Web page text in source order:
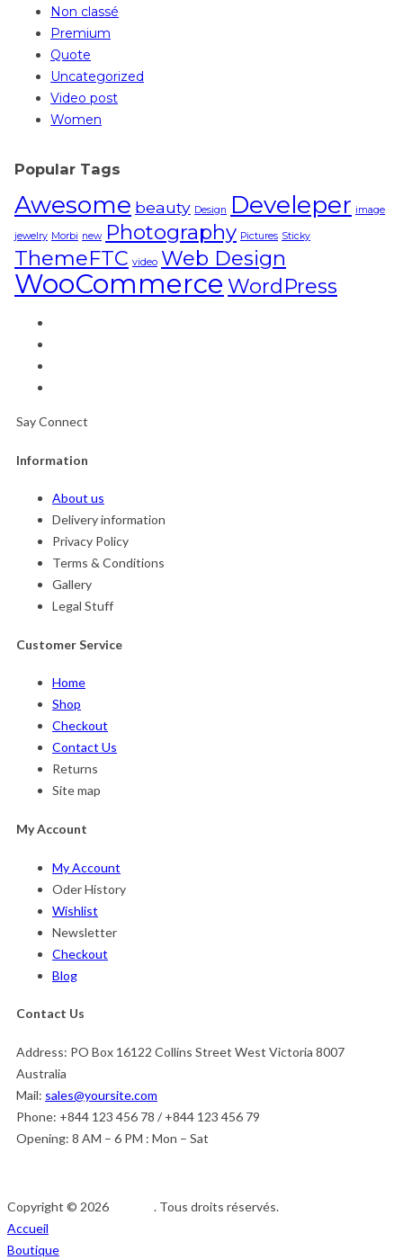
Non classé
Premium
Quote
Uncategorized
Video post
Women
Popular Tags
Awesome beauty Design Develeper image
jewelry Morbi new Photography Pictures Sticky
ThemeFTC video Web Design
WooCommerce WordPress
Say Connect
Information
About us
Delivery information
Privacy Policy
Terms & Conditions
Gallery
Legal Stuff
Customer Service
Home
Shop
Checkout
Contact Us
Returns
Site map
My Account
My Account
Oder History
Wishlist
Newsletter
Checkout
Blog
Contact Us
Address: PO Box 16122 Collins Street West Victoria 8007
Australia
Mail: sales@yoursite.com
Phone: +844 123 456 78 / +844 123 456 79
Opening: 8 AM – 6 PM : Mon – Sat
Copyright © 2026
. Tous droits réservés.
Accueil
Boutique